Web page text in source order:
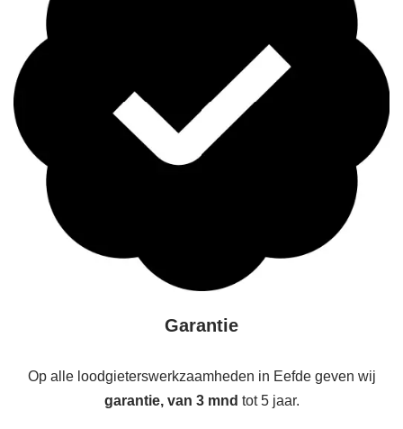
Garantie
Op alle loodgieterswerkzaamheden in Eefde geven wij
garantie, van 3 mnd tot 5 jaar.